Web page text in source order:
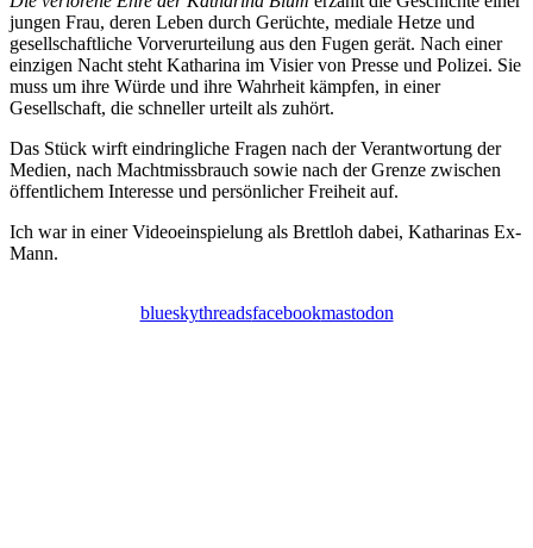
jungen Frau, deren Leben durch Gerüchte, mediale Hetze und
gesellschaftliche Vorverurteilung aus den Fugen gerät. Nach einer
einzigen Nacht steht Katharina im Visier von Presse und Polizei. Sie
muss um ihre Würde und ihre Wahrheit kämpfen, in einer
Gesellschaft, die schneller urteilt als zuhört.
Das Stück wirft eindringliche Fragen nach der Verantwortung der
Medien, nach Machtmissbrauch sowie nach der Grenze zwischen
öffentlichem Interesse und persönlicher Freiheit auf.
Ich war in einer Videoeinspielung als Brettloh dabei, Katharinas Ex-
Mann.
blueskythreadsfacebookmastodon